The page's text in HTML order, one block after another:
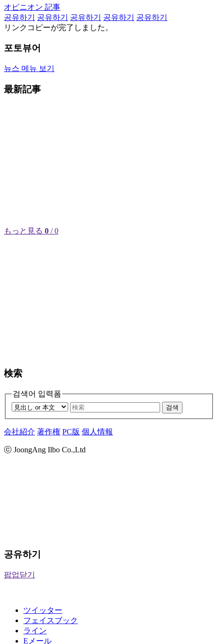
オピニオン 記事
공유하기
공유하기 공유하기 공유하기
공유하기
リンクコピーが完了しました。
포토뷰어
뉴스 메뉴 보기
最新記事
もっと見る 0 / 0
検索
검색어 입력폼
검색
会社紹介 著作権 PC版 個人情報
ⓒ JoongAng Ilbo Co.,Ltd
공유하기
팝업닫기
ツイッター
フェイスブック
ライン
Eメール